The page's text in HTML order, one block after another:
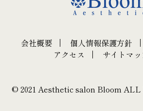
会社概要 個人情報保護方針
アクセス
サイトマ
© 2021 Aesthetic salon Bloom